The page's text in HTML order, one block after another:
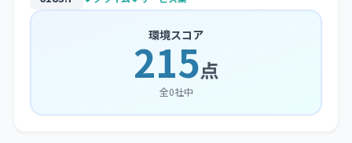
環境スコア
215点
全0社中